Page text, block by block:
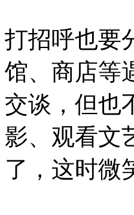
打招呼也要
馆、商店等
交谈，但也
影、观看文
了，这时微